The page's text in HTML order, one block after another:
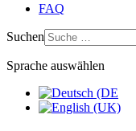
FAQ
Suchen
Sprache auswählen